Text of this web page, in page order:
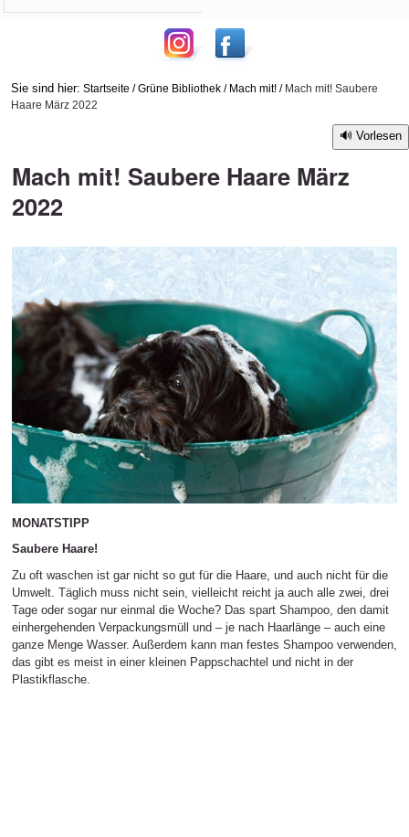
Sie sind hier: Startseite /Grüne Bibliothek / Mach mit! / Mach mit! Saubere
Haare März 2022
Vorlesen
Mach mit! Saubere Haare März
2022
MONATSTIPP
Saubere Haare!
Zu oft waschen ist gar nicht so gut für die Haare, und auch nicht für die
Umwelt. Täglich muss nicht sein, vielleicht reicht ja auch alle zwei, drei
Tage oder sogar nur einmal die Woche? Das spart Shampoo, den damit
einhergehenden Verpackungsmüll und – je nach Haarlänge – auch eine
ganze Menge Wasser. Außerdem kann man festes Shampoo verwenden,
das gibt es meist in einer kleinen Pappschachtel und nicht in der
Plastikflasche.